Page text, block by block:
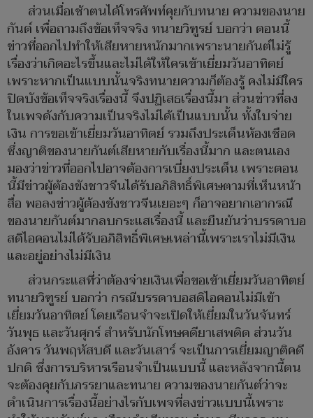
ส่วนเมื่อเช้าตนได้โทรศัพท์คุยกับทนาย ความของนาย
กันต์ เพื่อถามถึงข้อเท็จจริง ทนายวิฑูรย์ บอกว่า ตอนนี้
ข่าวที่ออกไปทำให้เสียหายหนักมากเพราะนายกันต์ไม่รู้
เรื่องว่าเกิดอะไรขึ้นและไม่ได้ให้ใครเข้าเยี่ยมวันอาทิตย์
เพราะหากเป็นแบบนั้นจริงทนายความก็ต้องรู้ คงไม่มีใคร
ปิดบังข้อเท็จจริงเรื่องนี้ จึงปฏิเสธเรื่องนี้มา ส่วนข่าวที่ลง
ในเพจดังกับความเป็นจริงไม่ได้เป็นแบบนั้น ทั้งใบจ่าย
เงิน การขอเข้าเยี่ยมวันอาทิตย์ รวมถึงประเด็นห้องเชือด
ซึ่งญาติของนายกันต์เสียหายกับเรื่องนี้มาก และตนเอง
มองว่าข่าวที่ออกไปอาจต้องการเบี่ยงประเด็น เพราะตอน
นี้มีข่าวผู้ต้องขังชาวจีนได้รับอภิสิทธิ์พิเศษตามที่เห็นหน้า
สื่อ พอลงข่าวผู้ต้องขังชาวจีนเยอะๆ ก็อาจอยากเอากรณี
ของนายกันต์มากลบกระแสเรื่องนี้ และยืนยันว่าบรรดาบอ
สดิไอคอนไม่ได้รับอภิสิทธิ์พิเศษเหล่านี้เพราะเราไม่มีเงิน
และอยู่อย่างไม่มีเงิน
ส่วนกระแสที่ว่าต้องจ่ายเงินเพื่อขอเข้าเยี่ยมวันอาทิตย์
ทนายวิฑูรย์ บอกว่า กรณีบรรดาบอสดิไอคอนไม่มีเข้า
เยี่ยมวันอาทิตย์ โดยเรือนจำจะเปิดให้เยี่ยมในวันจันทร์
วันพุธ และวันศุกร์ สำหรับนักโทษคดียาเสพติด ส่วนวัน
อังคาร วันพฤหัสบดี และวันเสาร์ จะเป็นการเยี่ยมญาติคดี
ปกติ ซึ่งการบริหารเรือนจำเป็นแบบนี้ และหลังจากนี้ตน
จะต้องคุยกับภรรยาและทนาย ความของนายกันต์ว่าจะ
ดำเนินการเรื่องนี้อย่างไรกับเพจที่ลงข่าวแบบนี้เพราะ